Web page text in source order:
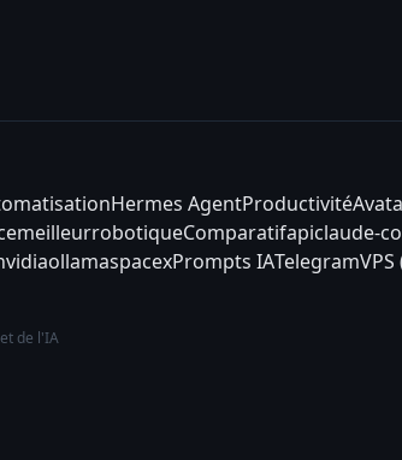
Hermes AgentProductivité
meilleurrobotiqueComparatifapiclaude-
ollamaspacexPrompts IATelegram
de l'IA